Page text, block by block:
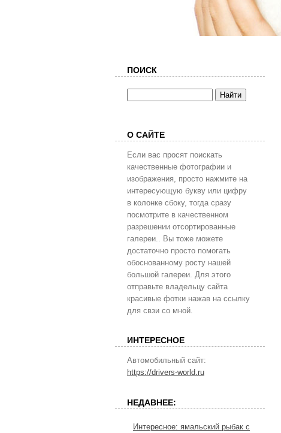
ПОИСК
О САЙТЕ
Если вас просят поискать
качественные фотографии и
изображения, просто нажмите на
интересующую букву или цифру
в колонке сбоку, тогда сразу
посмотрите в качественном
разрешении отсортированные
галереи.. Вы тоже можете
достаточно просто помогать
обоснованному росту нашей
большой галереи. Для этого
отправьте владельцу сайта
красивые фотки нажав на ссылку
для свзи со мной.
ИНТЕРЕСНОЕ
Автомобильный сайт:
https://drivers-world.ru
НЕДАВНЕЕ:
Интересное: ямальский рыбак с